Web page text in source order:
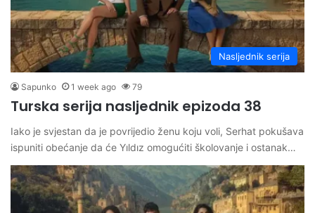
Nasljednik serija
Sapunko 1 week ago 79
Turska serija nasljednik epizoda 38
Iako je svjestan da je povrijedio ženu koju voli, Serhat pokušava
ispuniti obećanje da će Yıldız omogućiti školovanje i ostanak…